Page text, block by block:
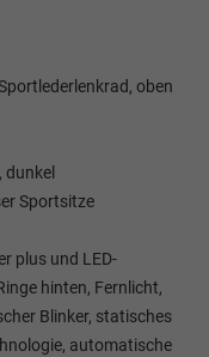
oben
dunkel
Sportsitze
plus und LED-
hinten, Fernlicht,
Blinker, statisches
automatische